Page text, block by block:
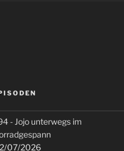
- Jojo unterwegs im
07/2026